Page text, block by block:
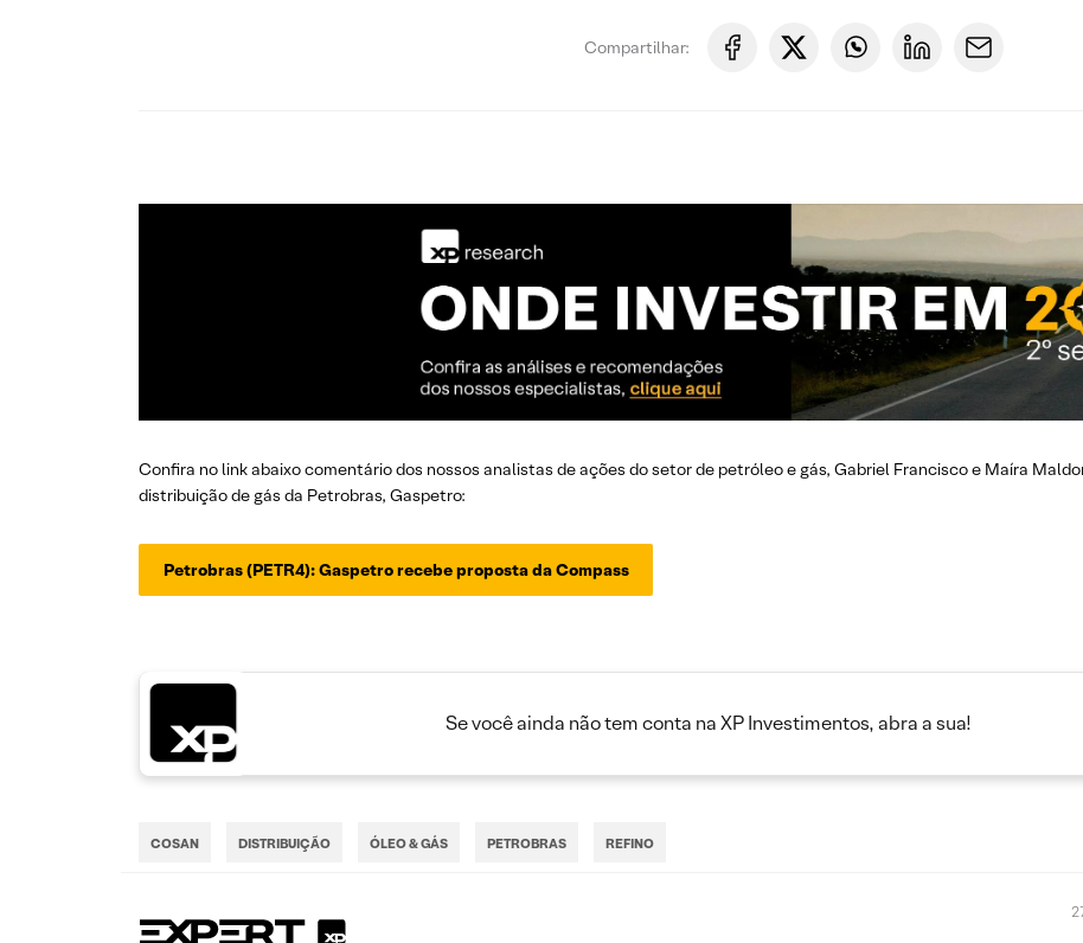
Compartilhar:
Confira no link abaixo comentário dos nossos analistas de ações do setor de petróleo e gás, Gabriel Francisco e Maíra
distribuição de gás da Petrobras, Gaspetro:
Petrobras (PETR4): Gaspetro recebe proposta da Compass
Se você ainda não tem conta na XP Investimentos, abra a sua!
COSAN DISTRIBUIÇÃO ÓLEO & GÁS PETROBRAS REFINO